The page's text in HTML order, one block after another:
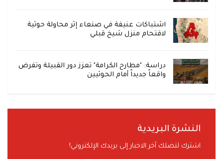
اشتباكات عنيفة في صنعاء إثر محاولة حوثية
لاقتحام منزل شيخ قبلي
دراسة: "مطارح الكرامة" تعزز دور القبيلة وتفرض
واقعاً جديداً أمام الحوثيين
النشرة البريدية
اشترك لتصلك آخر الاخبار إلى بريدك الإلكتروني!